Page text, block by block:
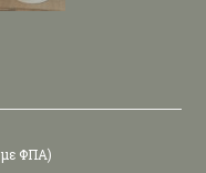
με ΦΠΑ)